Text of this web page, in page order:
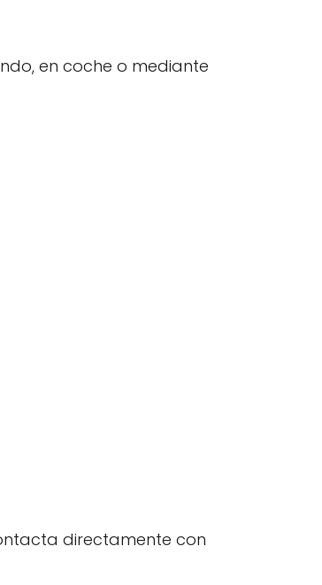
en coche o mediante
directamente con